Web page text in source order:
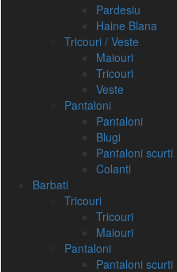
Pardesiu
Haine Blana
Tricouri / Veste
Maiouri
Tricouri
Veste
Pantaloni
Pantaloni
Blugi
Pantaloni scurti
Colanti
Barbati
Tricouri
Tricouri
Maiouri
Pantaloni
Pantaloni scurti